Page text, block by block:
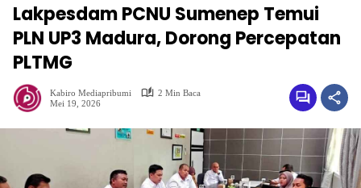
Lakpesdam PCNU Sumenep Temui
PLN UP3 Madura, Dorong Percepatan
PLTMG
Kabiro Mediapribumi
2 Min Baca
Mei 19, 2026